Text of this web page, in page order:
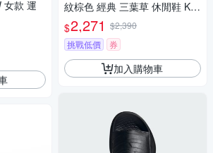
女款 運
紋棕色 經典 三葉草 休閒鞋 KI6
674
$2,271 $2,390
挑戰低價
券
加入購物車